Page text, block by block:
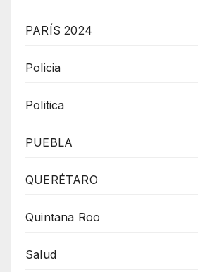
PARÍS 2024
Policia
Politica
PUEBLA
QUERÉTARO
Quintana Roo
Salud